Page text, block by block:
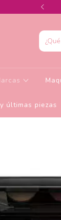
últimas piezas